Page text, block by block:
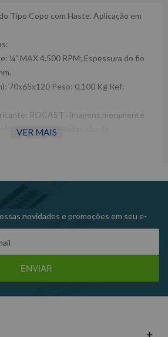
Tipo Copo com Haste. Aplicação em
¼” MAX 4.500 RPM; Espessura do fio
70x65x120 Peso: 0,100 Kg Ref:
ROCAST -Imagens meramente
divulgadas são de
VER MAIS
novidades e promoções em seu e-
ENVIAR